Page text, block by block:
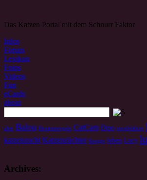
Das Katzen Portal mit dem Schnurr Faktor
Infos
Forum
Lexikon
Fotos
Videos
Fun
eCards
about
alter Balou Benimmregeln CatCam Dino einschläfern
katzenzucht Katzenzüchter Knigge leben Lucy
Archives: